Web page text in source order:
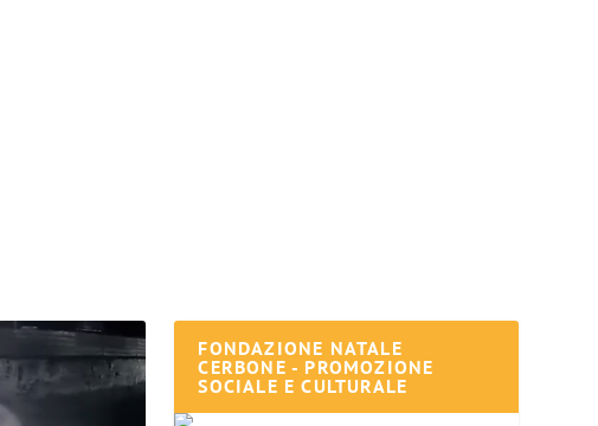
FONDAZIONE NATALE
CERBONE - PROMOZIONE
SOCIALE E CULTURALE